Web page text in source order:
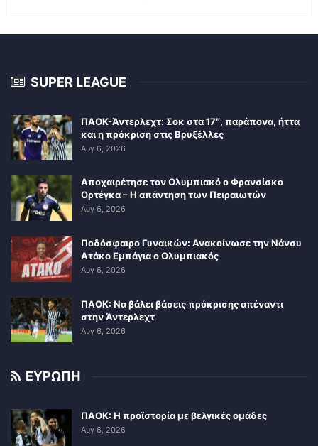
SUPER LEAGUE
ΠΑΟΚ-Άντερλεχτ: Σοκ στα 17″, παράπονα, ήττα
και η πρόκριση στις Βρυξέλλες
Αυγ 6, 2026
Αποχαιρέτησε τον Ολυμπιακό ο Φρανσίσκο
Ορτέγκα – Η απάντηση των Πειραιωτών
Αυγ 6, 2026
Ποδόσφαιρο Γυναικών: Ανακοίνωσε την Νάνσυ
Ατάκο Εμπάγια ο Ολυμπιακός
Αυγ 6, 2026
ΠΑΟΚ: Να βάλει βάσεις πρόκρισης απέναντι
στην Άντερλεχτ
Αυγ 6, 2026
ΕΥΡΩΠΗ
ΠΑΟΚ: Η προϊστορία με βελγικές ομάδες
Αυγ 6, 2026